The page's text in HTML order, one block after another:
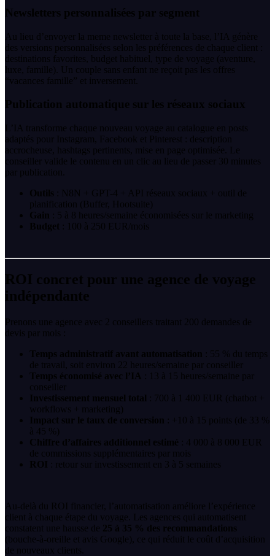
Newsletters personnalisées par segment
Au lieu d’envoyer la meme newsletter à toute la base, l’IA génère
des versions personnalisées selon les préférences de chaque client :
destinations favorites, budget habituel, type de voyage (aventure,
luxe, famille). Un couple sans enfant ne reçoit pas les offres
“vacances famille” et inversement.
Publication automatique sur les réseaux sociaux
L’IA transforme chaque nouveau voyage au catalogue en posts
adaptés pour Instagram, Facebook et Pinterest : description
accrocheuse, hashtags pertinents, mise en page optimisée. Le
conseiller valide le contenu en un clic au lieu de passer 30 minutes
par publication.
Outils : N8N + GPT-4 + API réseaux sociaux + outil de
planification (Buffer, Hootsuite)
Gain : 5 à 8 heures/semaine économisées sur le marketing
Budget : 100 à 250 EUR/mois
ROI concret pour une agence de voyage
indépendante
Prenons une agence avec 2 conseillers traitant 200 demandes de
devis par mois :
Temps administratif avant automatisation : 55 % du temps
de travail, soit environ 22 heures/semaine par conseiller
Temps économisé avec l’IA
: 13 à 15 heures/semaine par
conseiller
Investissement mensuel total : 700 à 1 400 EUR (chatbot +
workflows + marketing)
Impact sur le taux de conversion : +10 à 15 points (de 33 %
à 45 %)
Chiffre d’affaires additionnel estimé : 4 000 à 8 000 EUR
de commissions supplémentaires par mois
ROI
: retour sur investissement en 3 à 5 semaines
Au-delà du ROI financier, l’automatisation améliore l’expérience
client à chaque étape du voyage. Les agences qui automatisent
constatent une hausse de 25 à 35 % des recommandations
(bouche-à-oreille et avis Google), ce qui réduit le coût d’acquisition
de nouveaux clients.